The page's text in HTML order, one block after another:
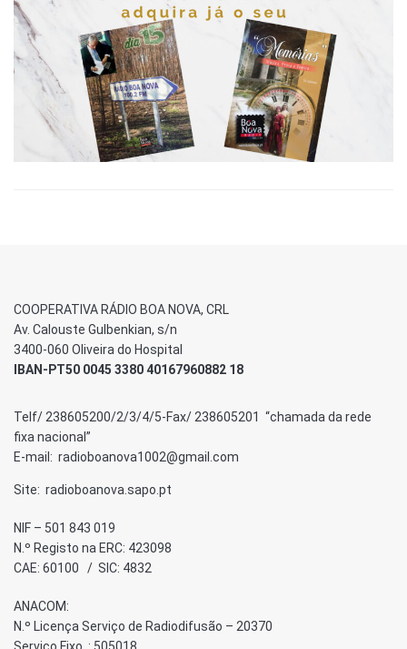
COOPERATIVA RÁDIO BOA NOVA, CRL
Av. Calouste Gulbenkian, s/n
3400-060 Oliveira do Hospital
IBAN-PT50 0045 3380 40167960882 18
Telf/ 238605200/2/3/4/5-Fax/ 238605201 “chamada da rede
fixa nacional”
E-mail: radioboanova1002@gmail.com
Site: radioboanova.sapo.pt
NIF – 501 843 019
N.º Registo na ERC: 423098
CAE: 60100 / SIC: 4832
ANACOM:
N.º Licença Serviço de Radiodifusão – 20370
Serviço Fixo : 505018